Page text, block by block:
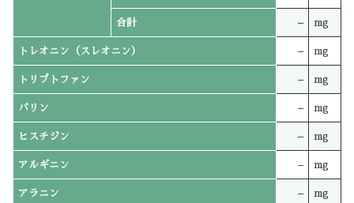
合計 – mg
トレオニン（スレオニン） – mg
トリプトファン – mg
バリン – mg
ヒスチジン – mg
アルギニン – mg
アラニン – mg